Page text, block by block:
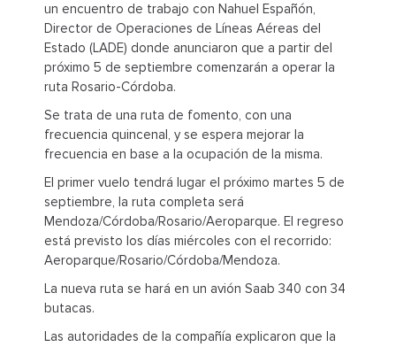
un encuentro de trabajo con Nahuel Españón,
Director de Operaciones de Líneas Aéreas del
Estado (LADE) donde anunciaron que a partir del
próximo 5 de septiembre comenzarán a operar la
ruta Rosario-Córdoba.
Se trata de una ruta de fomento, con una
frecuencia quincenal, y se espera mejorar la
frecuencia en base a la ocupación de la misma.
El primer vuelo tendrá lugar el próximo martes 5 de
septiembre, la ruta completa será
Mendoza/Córdoba/Rosario/Aeroparque. El regreso
está previsto los días miércoles con el recorrido:
Aeroparque/Rosario/Córdoba/Mendoza.
La nueva ruta se hará en un avión Saab 340 con 34
butacas.
Las autoridades de la compañía explicaron que la